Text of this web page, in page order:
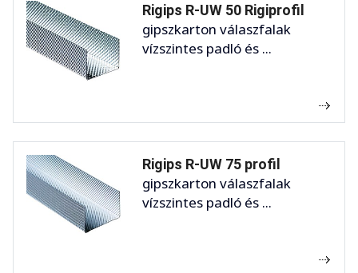
Rigips R-UW 50 Rigiprofil
gipszkarton válaszfalak
vízszintes padló és ...
Rigips R-UW 75 profil
gipszkarton válaszfalak
vízszintes padló és ...